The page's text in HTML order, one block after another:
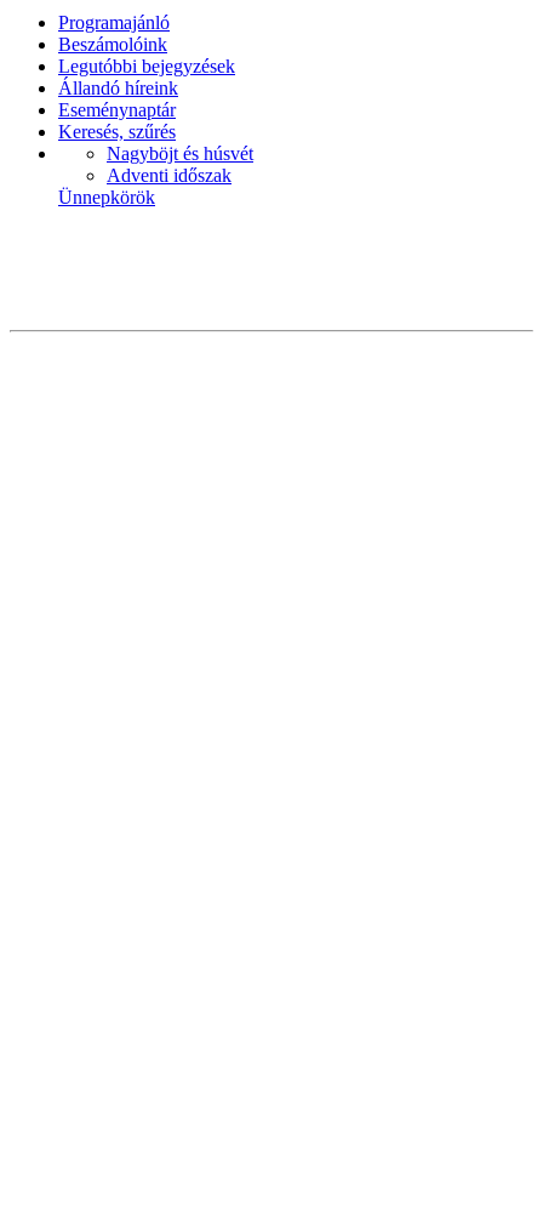
Programajánló
Beszámolóink
Legutóbbi bejegyzések
Állandó híreink
Eseménynaptár
Keresés, szűrés
Nagyböjt és húsvét
Adventi időszak
Ünnepkörök